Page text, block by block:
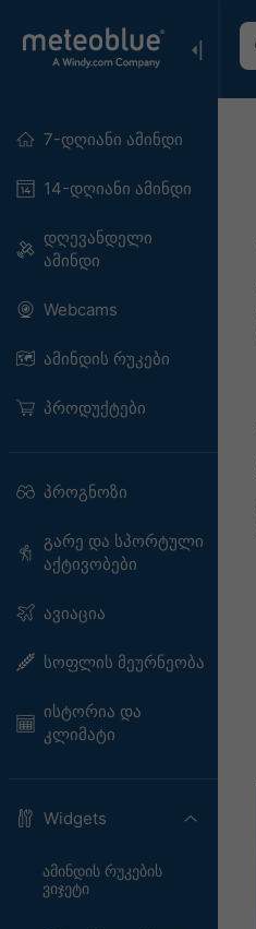
7-დღიანი ამინდი
14-დღიანი ამინდი
დღევანდელი
ამინდი
Webcams
ამინდის რუკები
პროდუქტები
პროგნოზი
გარე და სპორტული
აქტივობები
ავიაცია
სოფლის მეურნეობა
ისტორია და
კლიმატი
Widgets
ამინდის რუკების
ვიჯეტი